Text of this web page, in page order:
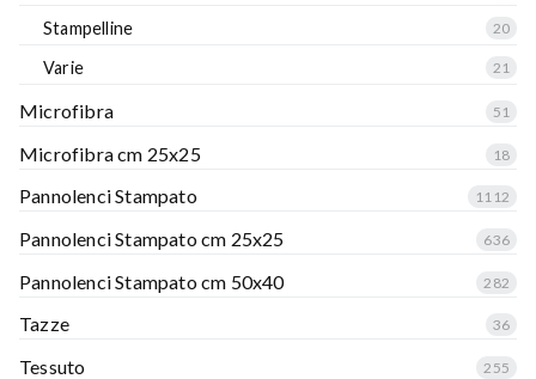
Stampelline 20
Varie 21
Microfibra 51
Microfibra cm 25x25 18
Pannolenci Stampato 1112
Pannolenci Stampato cm 25x25 636
Pannolenci Stampato cm 50x40 282
Tazze 36
Tessuto 255